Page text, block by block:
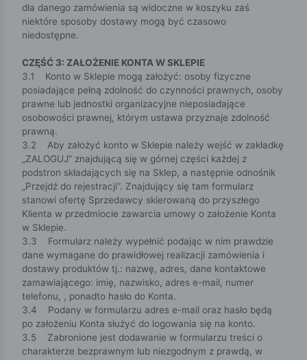
dla danego zamówienia są widoczne w koszyku zaś
niektóre sposoby dostawy mogą być czasowo
niedostępne.
CZĘŚĆ 3: ZAŁOŻENIE KONTA W SKLEPIE
3.1 Konto w Sklepie mogą założyć: osoby fizyczne
posiadające pełną zdolność do czynności prawnych, osoby
prawne lub jednostki organizacyjne nieposiadające
osobowości prawnej, którym ustawa przyznaje zdolność
prawną.
3.2 Aby założyć konto w Sklepie należy wejść w zakładkę
„ZALOGUJ” znajdującą się w górnej części każdej z
podstron składających się na Sklep, a następnie odnośnik
„Przejdź do rejestracji”. Znajdujący się tam formularz
stanowi ofertę Sprzedawcy skierowaną do przyszłego
Klienta w przedmiocie zawarcia umowy o założenie Konta
w Sklepie.
3.3 Formularz należy wypełnić podając w nim prawdzie
dane wymagane do prawidłowej realizacji zamówienia i
dostawy produktów tj.: nazwę, adres, dane kontaktowe
zamawiającego: imię, nazwisko, adres e-mail, numer
telefonu, , ponadto hasło do Konta.
3.4 Podany w formularzu adres e-mail oraz hasło będą
po założeniu Konta służyć do logowania się na konto.
3.5 Zabronione jest dodawanie w formularzu treści o
charakterze bezprawnym lub niezgodnym z prawdą, w